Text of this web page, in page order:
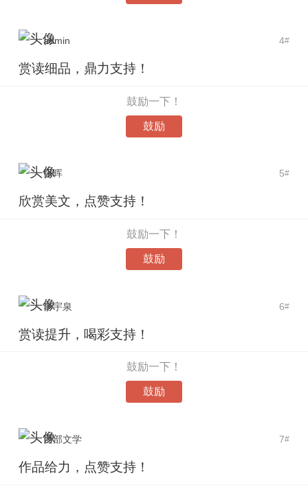
4#
admin
赏读细品，鼎力支持！
鼓励一下！
鼓励
5#
张晖
欣赏美文，点赞支持！
鼓励一下！
鼓励
6#
李宇泉
赏读提升，喝彩支持！
鼓励一下！
鼓励
7#
西部文学
作品给力，点赞支持！